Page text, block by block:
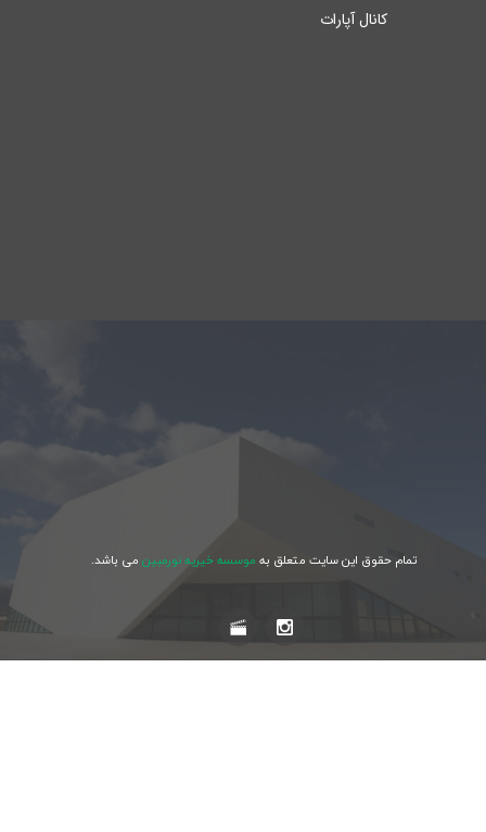
کانال آپارات
تمام حقوق این سایت متعلق به موسسه خیریه نورمبین می باشد.